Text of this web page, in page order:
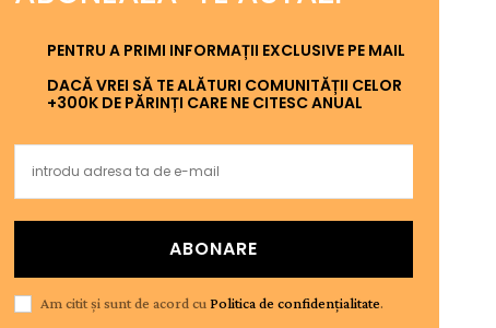
PENTRU A PRIMI INFORMAȚII EXCLUSIVE PE MAIL
DACĂ VREI SĂ TE ALĂTURI COMUNITĂȚII CELOR
+300K DE PĂRINȚI CARE NE CITESC ANUAL
ABONARE
Am citit și sunt de acord cuPolitica de confidențialitate.